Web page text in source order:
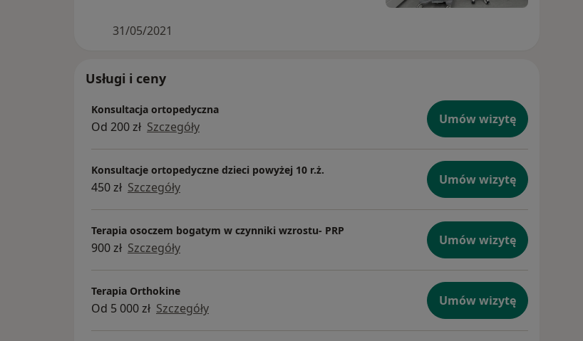
31/05/2021
Usługi i ceny
Konsultacja ortopedyczna
Od 200 zł Szczegóły Umów wizytę
Konsultacje ortopedyczne dzieci powyżej 10 r.ż.
450 zł Szczegóły Umów wizytę
Terapia osoczem bogatym w czynniki wzrostu- PRP
900 zł Szczegóły Umów wizytę
Terapia Orthokine
Od 5 000 zł Szczegóły Umów wizytę